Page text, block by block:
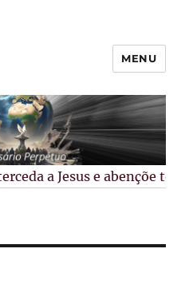
MENU
a Jesus e abençõe